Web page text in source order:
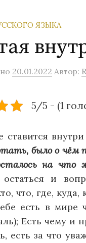
ЯЗЫКА
20.01.2022 Автор:
5/5 - (1
ставится
было о чём
на что
остаться и
что, где,
есть в мире
Есть чему и
есть за что